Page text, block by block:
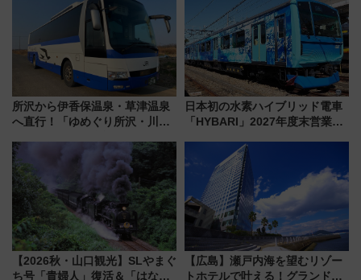
快適な船旅はいかが？
所沢から伊香保温泉・草津温泉
へ直行！「ゆめぐり所沢・川越
軽に 運行ダイヤ・運賃を解説
日本初の水素ハイブリッド電車
「HYBARI」2027年度末営業運
で水素利活用が加速
【2026秋・山口観光】SLやまぐ
ち号「貴婦人」復活＆「はなあ
【広島】瀬戸内海を望むリゾー
トホテルで叶える！グランドプ